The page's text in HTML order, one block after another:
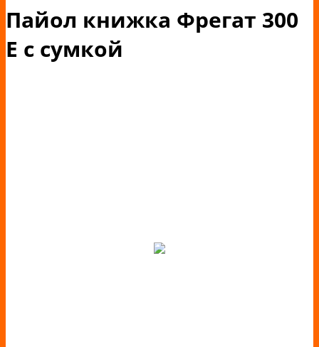
Пайол книжка Фрегат 300
Е с сумкой